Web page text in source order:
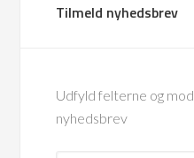
Tilmeld nyhedsbrev
Udfyld felterne og
nyhedsbrev